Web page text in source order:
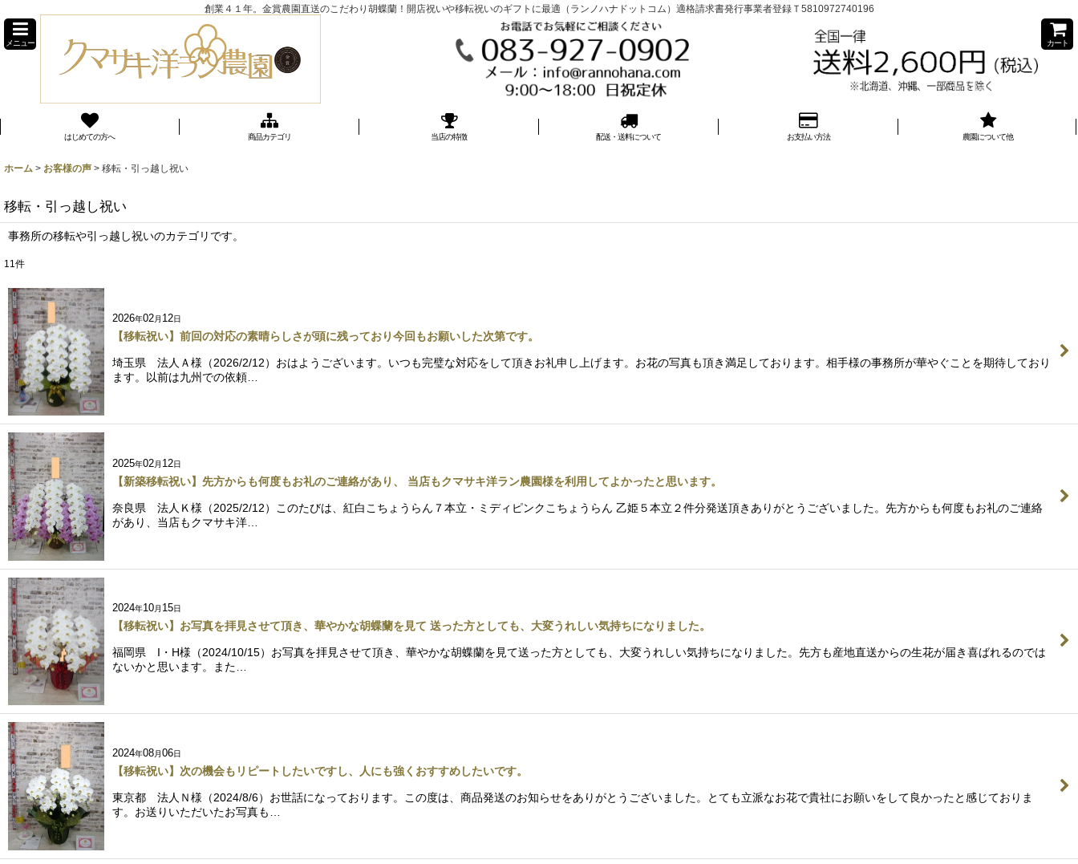
創業４１年。金賞農園直送のこだわり胡蝶蘭！開店祝いや移転祝いのギフトに最適（ランノハナドットコム）適格請求書発行事業者登録Ｔ5810972740196
メニュー カート
はじめての方へ 商品カテゴリ 当店の特徴 配送・送料について お支払い方法 農園について他
ホーム > お客様の声 > 移転・引っ越し祝い
移転・引っ越し祝い
事務所の移転や引っ越し祝いのカテゴリです。
11 件
2026年02月 12日
【移転祝い】前回の対応の素晴らしさが頭に残っており今回もお願いした次第です。
埼玉県 法人Ａ様（2026/2/12）おはようございます。いつも完璧な対応をして頂きお礼申し上げます。お花の写真も頂き満足しております。相手様の事務所が華やぐことを期待しており
ます。以前は九州での依頼…
2025年02月 12日
【新築移転祝い】先方からも何度もお礼のご連絡があり、 当店もクマサキ洋ラン農園様を利用してよかったと思います。
奈良県 法人Ｋ様（2025/2/12）このたびは、紅白こちょうらん７本立・ミディピンクこちょうらん 乙姫５本立２件分発送頂きありがとうございました。先方からも何度もお礼のご連絡
があり、当店もクマサキ洋…
2024年10月 15日
【移転祝い】お写真を拝見させて頂き、華やかな胡蝶蘭を見て 送った方としても、大変うれしい気持ちになりました。
福岡県 I・H様（2024/10/15）お写真を拝見させて頂き、華やかな胡蝶蘭を見て送った方としても、大変うれしい気持ちになりました。先方も産地直送からの生花が届き喜ばれるのでは
ないかと思います。また…
2024年08月06日
【移転祝い】次の機会もリピートしたいですし、人にも強くおすすめしたいです。
東京都 法人Ｎ様（2024/8/6）お世話になっております。この度は、商品発送のお知らせをありがとうございました。とても立派なお花で貴社にお願いをして良かったと感じておりま
す。お送りいただいたお写真も…